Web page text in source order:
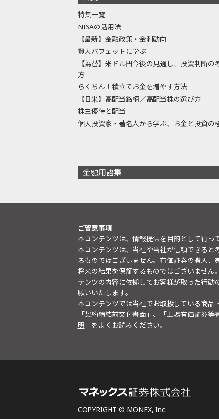
特集一覧
NISAの活用法
【最新】金融政策・金利動向
賢人バフェットに学ぶ
【為替】米ドル円今後の見通し、投資判断の
方
らくちん！積立でお金を増やす方法
【日米】高配当銘柄／高配当株の選び方
株主優待と配当
個人投資家・著名人から学ぶ、お金と投資の
金融用語集
ご留意事項
本コンテンツは、情報提供を目的として行っ
本コンテンツは、当社や当社が信頼できる
るものではございません。有価証券の購入
将来の結果を保証するものではございませ
テンツの内容に依拠してお客様が取った行
願いいたします。
本コンテンツでは当社でお取扱している商
「契約締結前交付書面」、「上場有価証券
明 」をよくお読みください。
COPYRIGHT © MONEX, Inc.